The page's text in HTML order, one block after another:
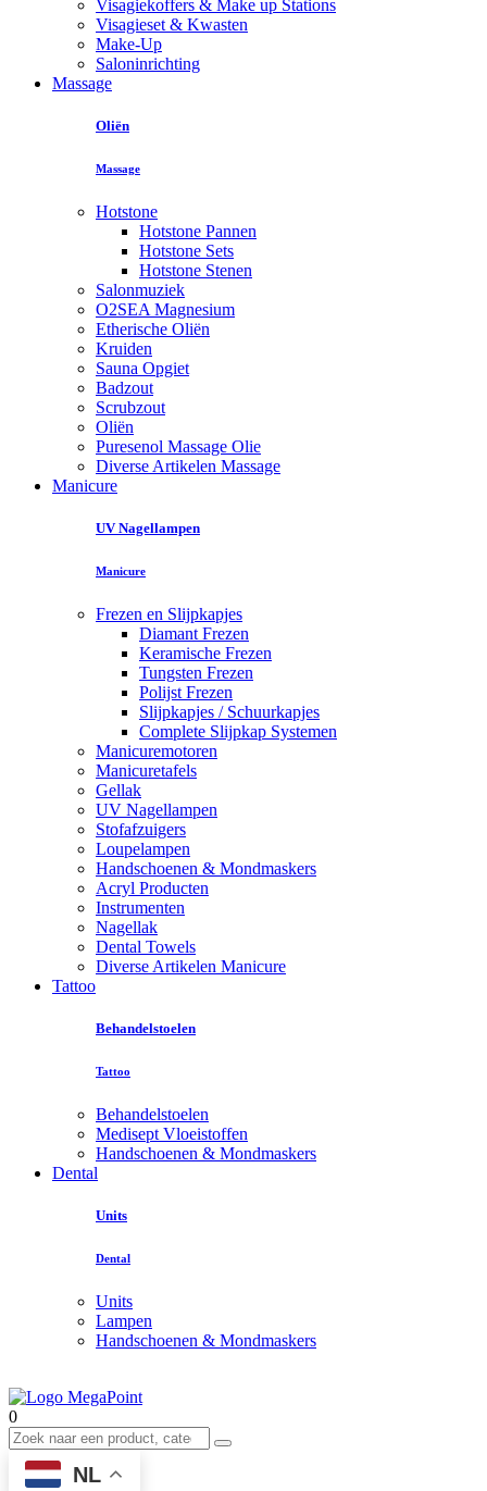
Visagiekoffers & Make up Stations
Visagieset & Kwasten
Make-Up
Saloninrichting
Massage
Oliën
Massage
Hotstone
Hotstone Pannen
Hotstone Sets
Hotstone Stenen
Salonmuziek
O2SEA Magnesium
Etherische Oliën
Kruiden
Sauna Opgiet
Badzout
Scrubzout
Oliën
Puresenol Massage Olie
Diverse Artikelen Massage
Manicure
UV Nagellampen
Manicure
Frezen en Slijpkapjes
Diamant Frezen
Keramische Frezen
Tungsten Frezen
Polijst Frezen
Slijpkapjes / Schuurkapjes
Complete Slijpkap Systemen
Manicuremotoren
Manicuretafels
Gellak
UV Nagellampen
Stofafzuigers
Loupelampen
Handschoenen & Mondmaskers
Acryl Producten
Instrumenten
Nagellak
Dental Towels
Diverse Artikelen Manicure
Tattoo
Behandelstoelen
Tattoo
Behandelstoelen
Medisept Vloeistoffen
Handschoenen & Mondmaskers
Dental
Units
Dental
Units
Lampen
Handschoenen & Mondmaskers
0
NL